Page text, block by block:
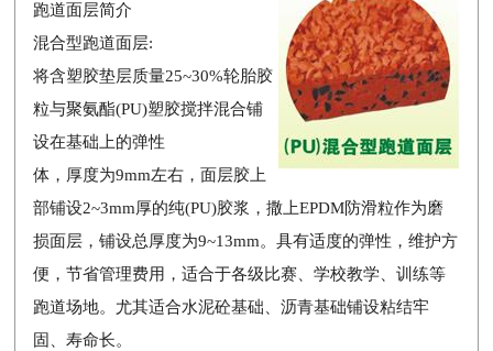
跑道面层简介
混合型跑道面层:
将含塑胶垫层质量25~30%轮胎胶
粒与聚氨酯(PU)塑胶搅拌混合铺
设在基础上的弹性
体，厚度为9mm左右，面层胶上
部铺设2~3mm厚的纯(PU)胶浆，撒上EPDM防滑粒作为磨
损面层，铺设总厚度为9~13mm。具有适度的弹性，维护方
便，节省管理费用，适合于各级比赛、学校教学、训练等
跑道场地。尤其适合水泥砼基础、沥青基础铺设粘结牢
固、寿命长。